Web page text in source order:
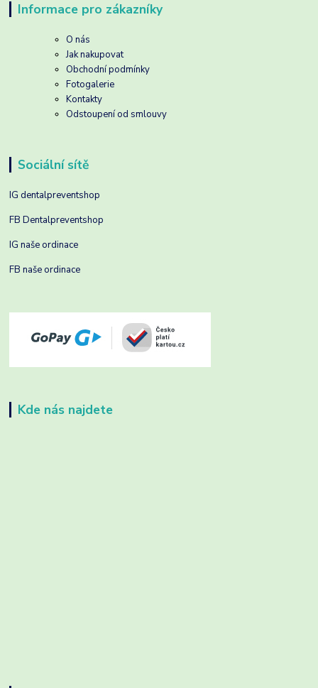
Informace pro zákazníky
O nás
Jak nakupovat
Obchodní podmínky
Fotogalerie
Kontakty
Odstoupení od smlouvy
Sociální sítě
IG dentalpreventshop
FB Dentalpreventshop
IG naše ordinace
FB naše ordinace
Kde nás najdete